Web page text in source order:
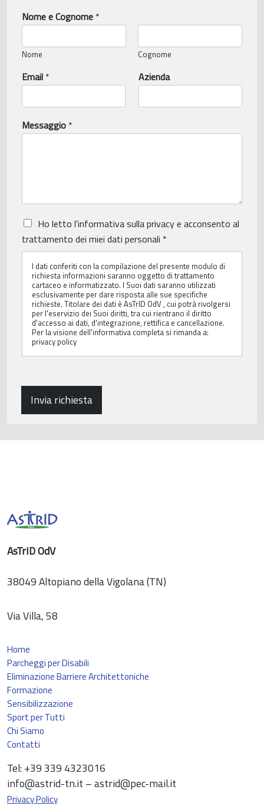
Nome e Cognome *
Nome Cognome
Email * Azienda
Messaggio *
P
r
i
v
Ho letto l'informativa sulla privacye acconsento al
trattamento dei miei dati personali *
I dati conferiti con la compilazione del presente modulo di
richiesta informazioni saranno oggetto di trattamento
cartaceo e informatizzato. I Suoi dati saranno utilizzati
esclusivamente per dare risposta alle sue specifiche
richieste. Titolare dei dati è AsTrID OdV , cui potrà rivolgersi
per l'eservizio dei Suoi diritti, tra cui rientrano il diritto
d'accesso ai dati, d'integrazione, rettifica e cancellazione.
Per la visione dell'informativa completa si rimanda a:
privacy policy
Invia richiesta
AsTrID OdV
38049 Altopiano della Vigolana (TN)
Via Villa, 58
Home
Parcheggi per Disabili
Eliminazione Barriere Architettoniche
Formazione
Sensibilizzazione
Sport per Tutti
Chi Siamo
Contatti
Tel: +39 339 4323016
info@astrid-tn.it – astrid@pec-mail.it
Privacy Policy